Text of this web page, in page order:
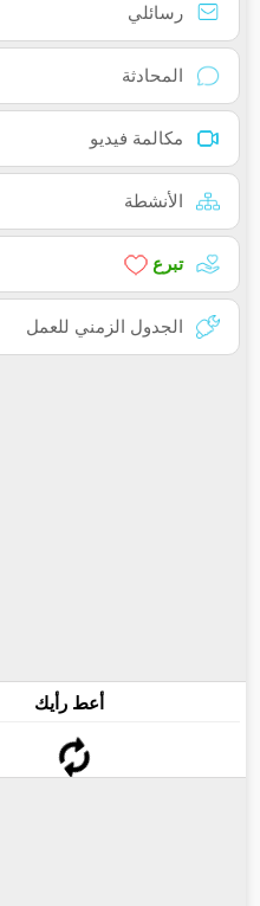
رسائلي
المحادثة
مكالمة فيديو
الأنشطة
تبرع
الجدول الزمني للعمل
أعط رأيك